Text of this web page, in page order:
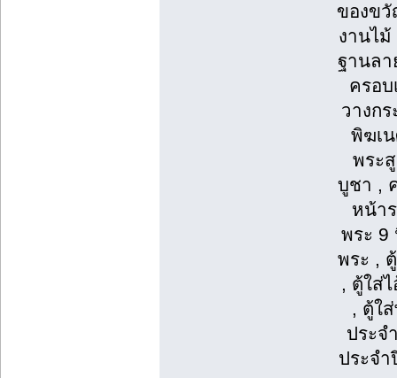
ของข
งานไ
ฐานลา
ครอบ
วางก
พิฆเ
พระ
บูชา ,
หน้า
พระ 9
พระ ,
, ตู้ใส่
, ตู้ใ
ประจ
ประจ